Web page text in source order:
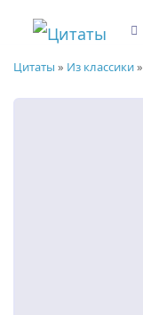
Цитаты » Из классики»